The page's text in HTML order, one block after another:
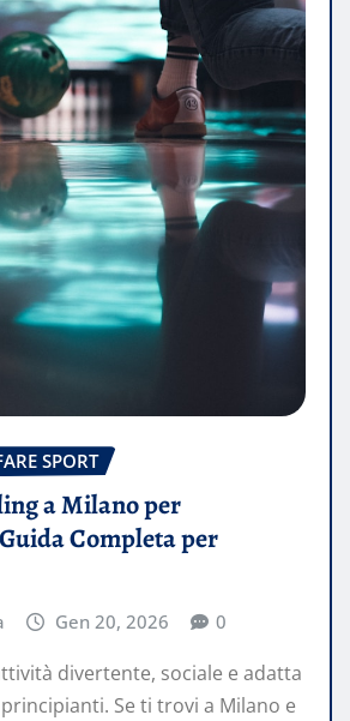
SPORT
a Milano per
Completa per
Gen 20, 2026 0
divertente, sociale e adatta
Se ti trovi a Milano e